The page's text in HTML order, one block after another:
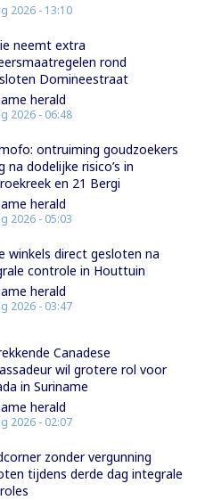
2026 - 13:10
neemt extra
rond
Domineestraat
herald
2026 - 06:48
ontruiming goudzoekers
na dodelijke risico’s in
en 21 Bergi
herald
2026 - 05:03
winkels direct gesloten na
controle in Houttuin
herald
2026 - 03:47
Canadese
wil grotere rol voor
in Suriname
herald
2026 - 02:07
zonder vergunning
tijdens derde dag integrale